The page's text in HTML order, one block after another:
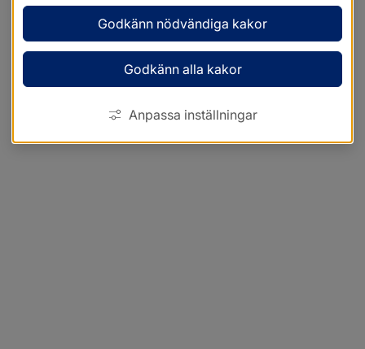
Godkänn nödvändiga kakor
Godkänn alla kakor
Anpassa inställningar